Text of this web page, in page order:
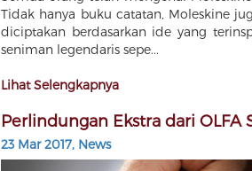
Tidak hanya buku catatan, Moleskine
diciptakan berdasarkan ide yang
seniman legendaris sepe...
Lihat Selengkapnya
Perlindungan Ekstra dari OLFA
23 Mar 2017, News